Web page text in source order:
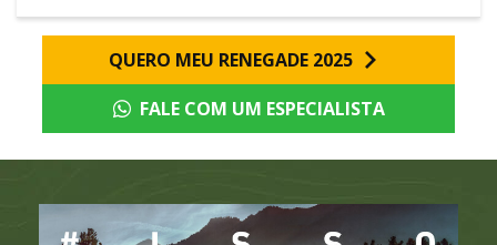
QUERO MEU RENEGADE 2025
FALE COM UM ESPECIALISTA